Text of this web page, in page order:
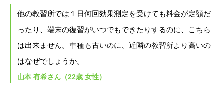
他の教習所では１日何回効果測定を受けても料金が定額だ
ったり、端末の復習がいつでもできたりするのに、こちら
は出来ません。車種も古いのに、近隣の教習所より高いの
はなぜでしょうか。
山本 有希さん（22歳 女性）